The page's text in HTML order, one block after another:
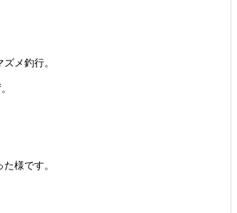
メ釣行。
様です。